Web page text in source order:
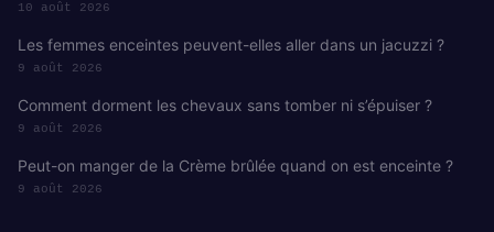
10 août 2026
Les femmes enceintes peuvent-elles aller dans un jacuzzi ?
9 août 2026
Comment dorment les chevaux sans tomber ni s’épuiser ?
9 août 2026
Peut-on manger de la Crème brûlée quand on est enceinte ?
9 août 2026